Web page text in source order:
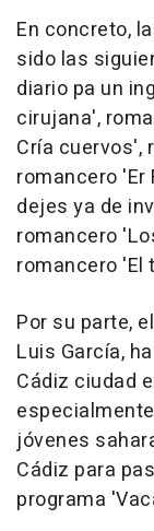
En concreto,
sido las
diario pa un
cirujana',
Cría cuervos',
romancero 'Er
dejes ya de
romancero
romancero 'El
Por su parte,
Luis García,
Cádiz ciudad
jóvenes
Cádiz para
programa